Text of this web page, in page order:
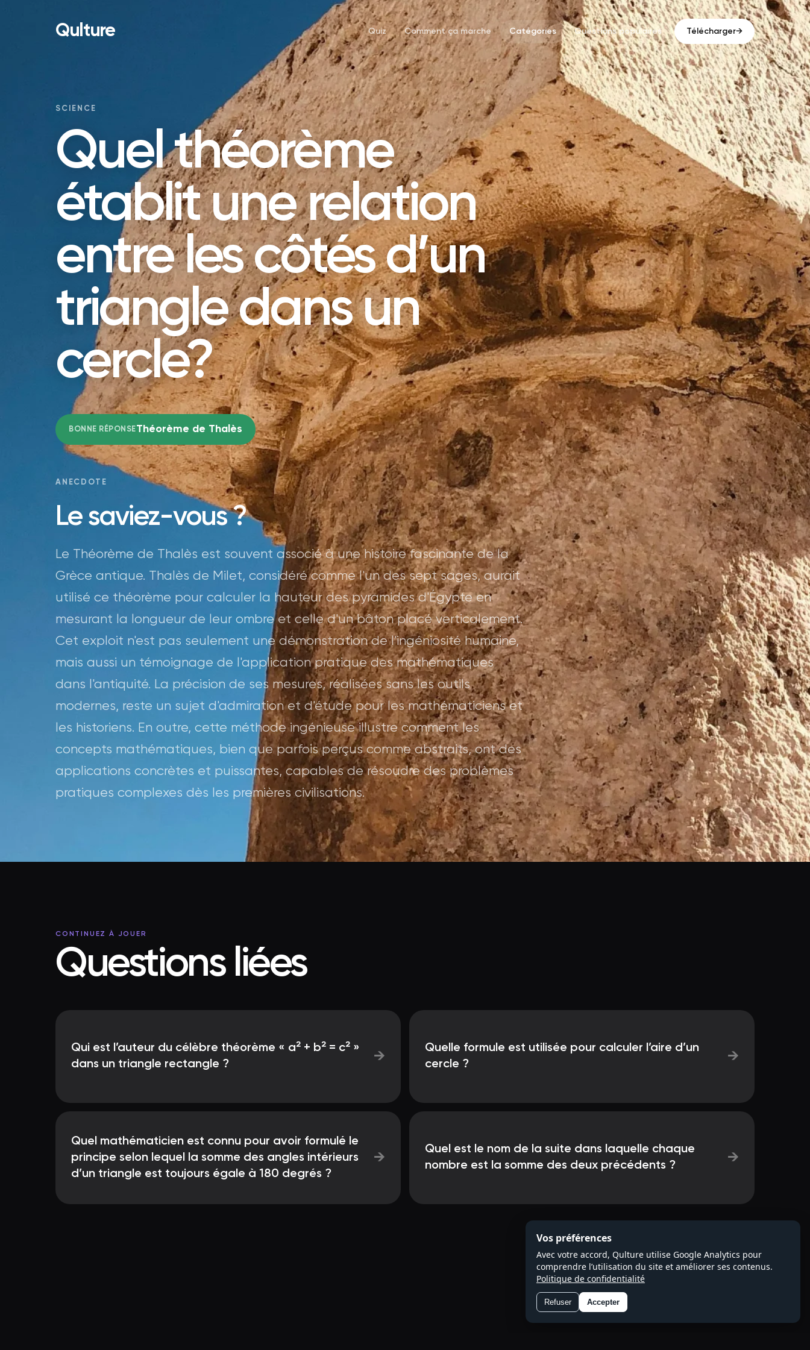
Qulture Quiz Comment ça marche Catégories Questions populaires Télécharger→
SCIENCE
Quel théorème
établit une relation
entre les côtés d’un
triangle dans un
cercle?
BONNE RÉPONSEThéorème de Thalès
ANECDOTE
Le saviez-vous ?
Le Théorème de Thalès est souvent associé à une histoire fascinante de la
Grèce antique. Thalès de Milet, considéré comme l'un des sept sages, aurait
utilisé ce théorème pour calculer la hauteur des pyramides d'Égypte en
mesurant la longueur de leur ombre et celle d'un bâton placé verticalement.
Cet exploit n'est pas seulement une démonstration de l'ingéniosité humaine,
mais aussi un témoignage de l'application pratique des mathématiques
dans l'antiquité. La précision de ses mesures, réalisées sans les outils
modernes, reste un sujet d'admiration et d'étude pour les mathématiciens et
les historiens. En outre, cette méthode ingénieuse illustre comment les
concepts mathématiques, bien que parfois perçus comme abstraits, ont des
applications concrètes et puissantes, capables de résoudre des problèmes
pratiques complexes dès les premières civilisations.
CONTINUEZ À JOUER
Questions liées
Qui est l’auteur du célèbre théorème « a² + b² = c² »
dans un triangle rectangle ?
→
Quelle formule est utilisée pour calculer l’aire d’un
cercle ?
→
Quel mathématicien est connu pour avoir formulé le
principe selon lequel la somme des angles intérieurs
d’un triangle est toujours égale à 180 degrés ?
→
Quel est le nom de la suite dans laquelle chaque
nombre est la somme des deux précédents ?
→
Vos préférences
Avec votre accord, Qulture utilise Google Analytics pour
comprendre l’utilisation du site et améliorer ses contenus.
Politique de confidentialité
Refuser Accepter